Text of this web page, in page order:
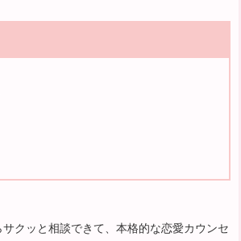
クッと相談できて、本格的な恋愛カウンセ